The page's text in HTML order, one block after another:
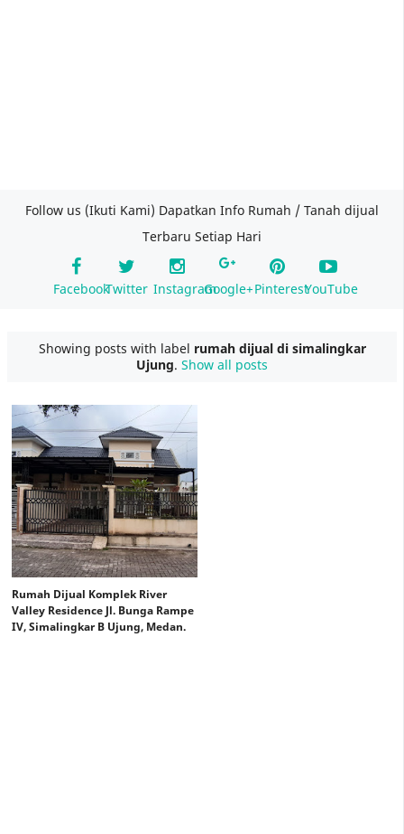
Follow us (Ikuti Kami) Dapatkan Info Rumah / Tanah dijual
Terbaru Setiap Hari
FacebookTwitter InstagramGoogle+PinterestYouTube
Showing posts with label rumah dijual di simalingkar
Ujung. Show all posts
Rumah Dijual Komplek River
Valley Residence Jl. Bunga Rampe
IV, Simalingkar B Ujung, Medan.